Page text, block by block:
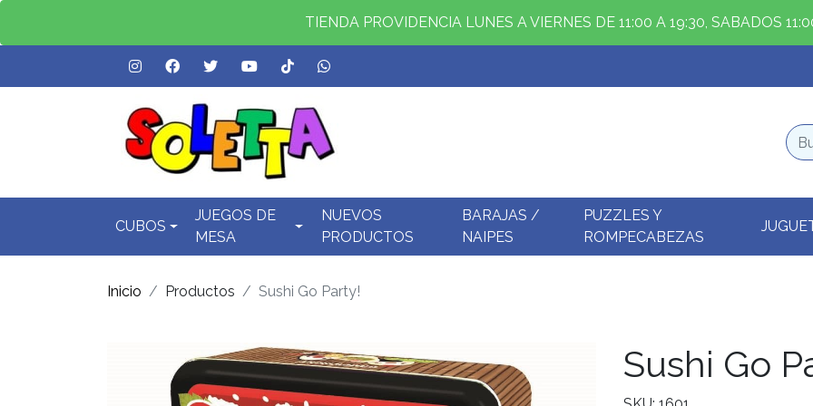
TIENDA PROVIDENCIA LUNES A VIERNES DE 11:00 A 19:30, SABADOS
CUBOS
JUEGOS DE
MESA
NUEVOS
PRODUCTOS
BARAJAS /
NAIPES
PUZZLES Y
ROMPECABEZAS
Inicio Productos Sushi Go Party!
Sushi Go